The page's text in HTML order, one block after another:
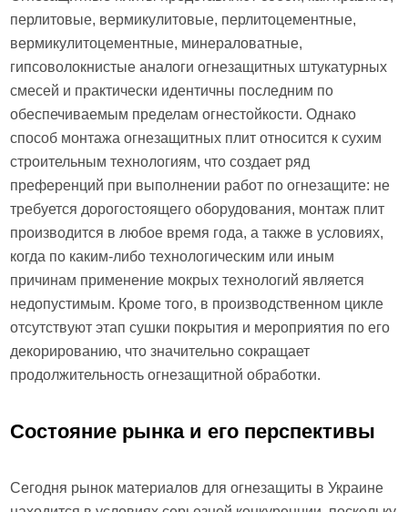
перлитовые, вермикулитовые, перлитоцементные,
вермикулитоцементные, минераловатные,
гипсоволокнистые аналоги огнезащитных штукатурных
смесей и практически идентичны последним по
обеспечиваемым пределам огнестойкости. Однако
способ монтажа огнезащитных плит относится к сухим
строительным технологиям, что создает ряд
преференций при выполнении работ по огнезащите: не
требуется дорогостоящего оборудования, монтаж плит
производится в любое время года, а также в условиях,
когда по каким-либо технологическим или иным
причинам применение мокрых технологий является
недопустимым. Кроме того, в производственном цикле
отсутствуют этап сушки покрытия и мероприятия по его
декорированию, что значительно сокращает
продолжительность огнезащитной обработки.
Состояние рынка и его перспективы
Сегодня рынок материалов для огнезащиты в Украине